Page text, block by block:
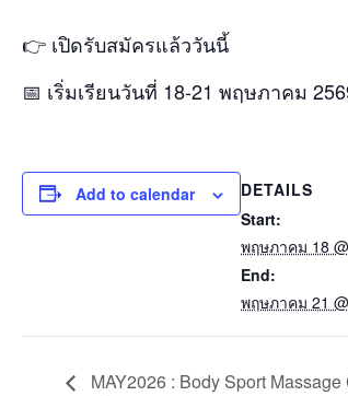
👉 เปิดรับสมัครแล้ววันนี้
📅 เริ่มเรียนวันที่ 18-21 พฤษภาคม
Add to calendar
DETAILS
Start:
พฤษภาคม 18
End:
พฤษภาคม 21
MAY2026 : Body Sport